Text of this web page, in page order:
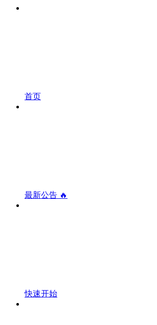
首页
最新公告 🔥
快速开始